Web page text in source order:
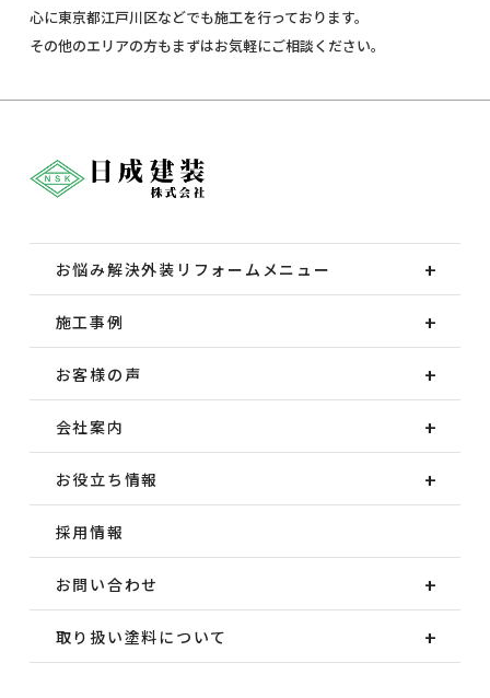
心に東京都江戸川区などでも施工を行っております。
その他のエリアの方もまずはお気軽にご相談ください。
お悩み解決外装 リフォームメニュー
施工事例
お客様の声
会社案内
お役立ち情報
採用情報
お問い合わせ
取り扱い塗料について